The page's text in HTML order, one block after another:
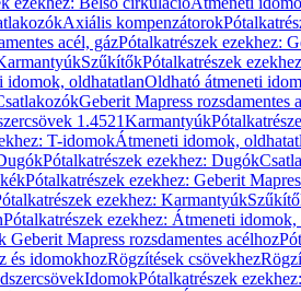
Axiális kompenzátorok
acél, gázPótalkatrészek ezekhez:
SzűkítőkPótalkatrészek
idomok, oldhatatlanOldható átmeneti
Geberit Mapress rozsdamentes
1.4521Karmantyúk
T-idomokÁtmeneti idomok,
Pótalkatrészek ezekhez: Dugók
Pótalkatrészek ezekhez: Geberit
ezekhez: Karmantyúk
Pótalkatrészek ezekhez: Átmeneti idomok,
Geberit Mapress rozsdamentes acélhoz
és idomokhozRögzítések csövekhez
IdomokPótalkatrészek